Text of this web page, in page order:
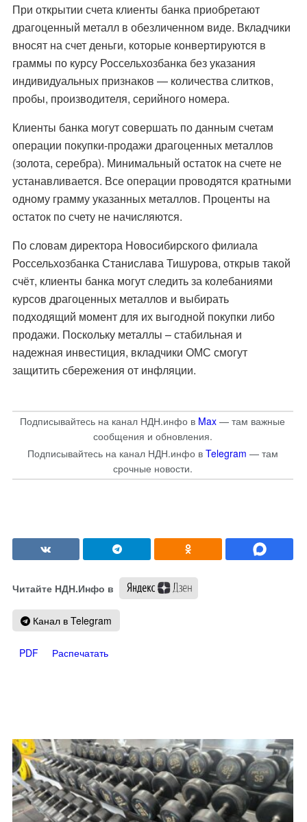
При открытии счета клиенты банка приобретают
драгоценный металл в обезличенном виде. Вкладчики
вносят на счет деньги, которые конвертируются в
граммы по курсу Россельхозбанка без указания
индивидуальных признаков — количества слитков,
пробы, производителя, серийного номера.
Клиенты банка могут совершать по данным счетам
операции покупки-продажи драгоценных металлов
(золота, серебра). Минимальный остаток на счете не
устанавливается. Все операции проводятся кратными
одному грамму указанных металлов. Проценты на
остаток по счету не начисляются.
По словам директора Новосибирского филиала
Россельхозбанка Станислава Тишурова, открыв такой
счёт, клиенты банка могут следить за колебаниями
курсов драгоценных металлов и выбирать
подходящий момент для их выгодной покупки либо
продажи. Поскольку металлы – стабильная и
надежная инвестиция, вкладчики ОМС смогут
защитить сбережения от инфляции.
Подписывайтесь на канал НДН.инфо в Max — там важные
сообщения и обновления.
Подписывайтесь на канал НДН.инфо в Telegram — там
срочные новости.
Читайте НДН.Инфо в
Канал в Telegram
PDF Распечатать